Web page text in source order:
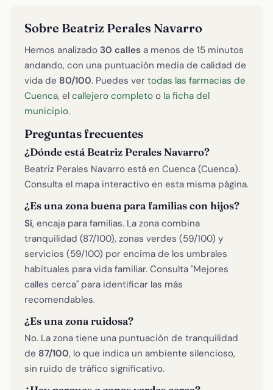
Sobre Beatriz Perales Navarro
Hemos analizado 30 calles a menos de 15 minutos
andando, con una puntuación media de calidad de
vida de 80/100. Puedes ver todas las farmacias de
Cuenca, el callejero completo o la ficha del
municipio.
Preguntas frecuentes
¿Dónde está Beatriz Perales Navarro?
Beatriz Perales Navarro está en Cuenca (Cuenca).
Consulta el mapa interactivo en esta misma página.
¿Es una zona buena para familias con hijos?
Sí, encaja para familias. La zona combina
tranquilidad (87/100), zonas verdes (59/100) y
servicios (59/100) por encima de los umbrales
habituales para vida familiar. Consulta "Mejores
calles cerca" para identificar las más
recomendables.
¿Es una zona ruidosa?
No. La zona tiene una puntuación de tranquilidad
de 87/100, lo que indica un ambiente silencioso,
sin ruido de tráfico significativo.